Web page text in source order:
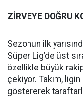
ZİRVEYE DOĞRU
Sezonun ilk
Süper Lig’de üst
özellikle büyük
çekiyor. Takım,
göstererek